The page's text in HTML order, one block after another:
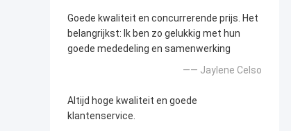
Goede kwaliteit en concurrerende prijs. Het
belangrijkst: Ik ben zo gelukkig met hun
goede mededeling en samenwerking
—— Jaylene Celso
Altijd hoge kwaliteit en goede
klantenservice.